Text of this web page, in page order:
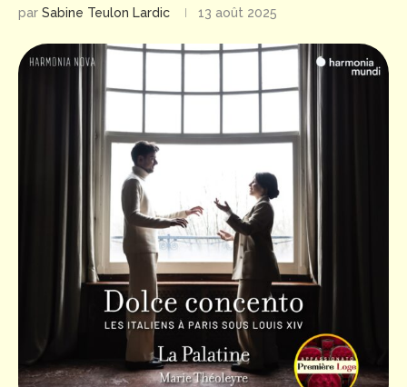
par Sabine Teulon Lardic 13 août 2025